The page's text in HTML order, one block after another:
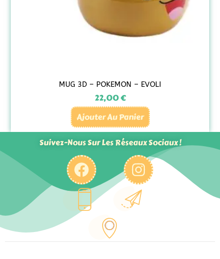
MUG 3D – POKEMON – EVOLI
22,00€
Ajouter Au Panier
Suivez-Nous Sur Les Réseaux Sociaux !